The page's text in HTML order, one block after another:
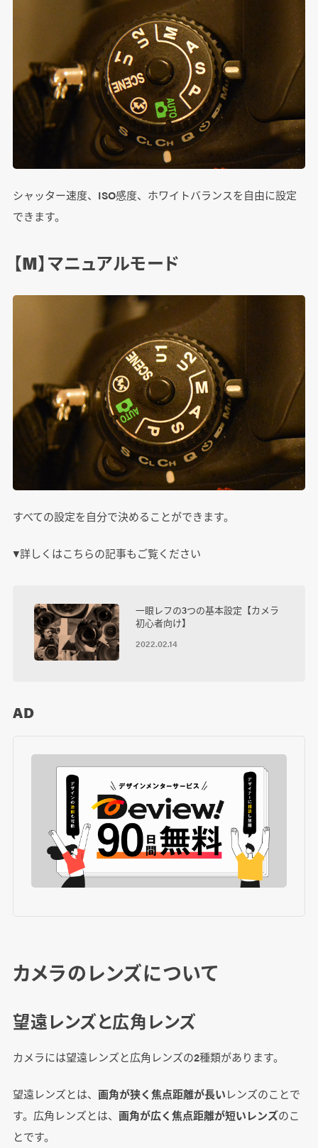
シャッター速度、ISO感度、ホワイトバランスを自由に設定
できます。
【M】マニュアルモード
すべての設定を自分で決めることができます。
▼詳しくはこちらの記事もご覧ください
一眼レフの3つの基本設定【カメラ
初心者向け】
2022.02.14
AD
カメラのレンズについて
望遠レンズと広角レンズ
カメラには望遠レンズと広角レンズの2種類があります。
望遠レンズとは、 画角が狭く焦点距離が長いレンズのことで
す。広角レンズとは、 画角が広く焦点距離が短いレンズのこ
とです。